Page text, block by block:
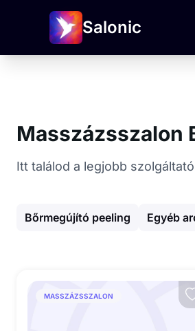
Salonic
Masszázsszalon
Itt találod a legjobb
Bőrmegújító peeling Egyéb
MASSZÁZSSZALON